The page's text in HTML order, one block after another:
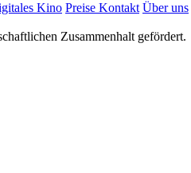
Kino Preise Kontakt Über uns
Zusammenhalt gefördert.